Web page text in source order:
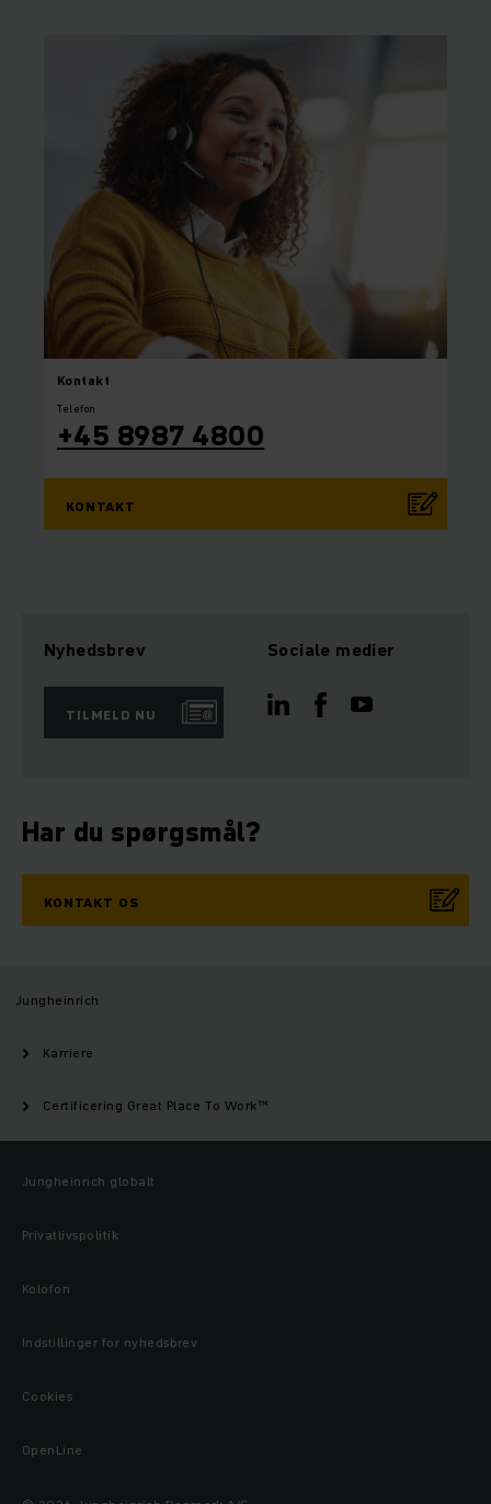
Kontakt
Telefon
+45 8987 4800
KONTAKT
Nyhedsbrev
TILMELD NU
Sociale medier
Har du spørgsmål?
KONTAKT OS
Jungheinrich
Karriere
Certificering Great Place To Work™
Jungheinrich globalt
Privatlivspolitik
Kolofon
Indstillinger for nyhedsbrev
Cookies
OpenLine